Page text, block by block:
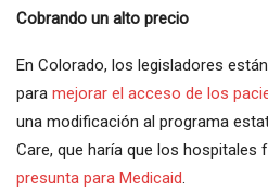
Cobrando un alto precio
En Colorado, los legisladores
para mejorar el acceso de los
una modificación al programa
Care, que haría que los hospitales
presunta para Medicaid.